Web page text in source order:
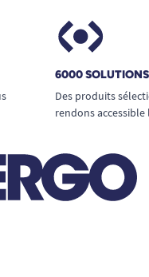
6000
Des produits
rendons